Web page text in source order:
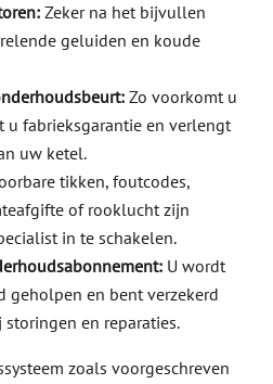
Zeker na het bijvullen
geluiden en koude
Zo voorkomt u
u fabrieksgarantie en verlengt
uw ketel.
tikken, foutcodes,
of rooklucht zijn
in te schakelen.
U wordt
geholpen en bent verzekerd
en reparaties.
zoals voorgeschreven